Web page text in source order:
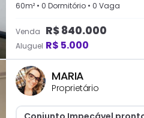
60m² • 0 Dormitório • 0 Vaga
Venda R$840.000
Aluguel R$ 5.000
MARIA
Proprietário